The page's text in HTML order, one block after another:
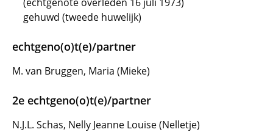
gehuwd (tweede huwelijk)
echtgeno(o)t(e)/partner
M. van Bruggen, Maria (Mieke)
2e echtgeno(o)t(e)/partner
N.J.L. Schas, Nelly Jeanne Louise (Nelletje)